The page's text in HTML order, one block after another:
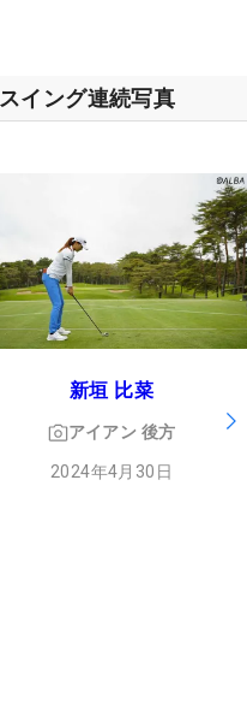
スイング連続写真
新垣 比菜
アイアン 後方
2024年4月30日